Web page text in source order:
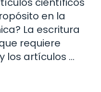
en la
La escritura
requiere
los artículos …